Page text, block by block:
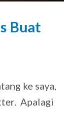
Buat
2019
ke saya,
Apalagi